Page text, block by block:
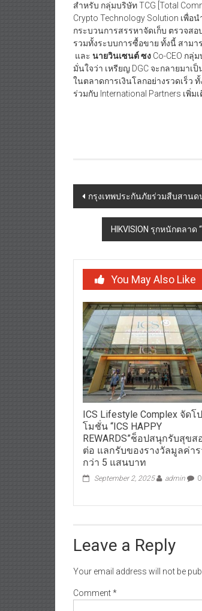
สำหรับ กลุ่มบริษัท TCG [Total
Crypto Technology Solution เพื่
กระบวนการสรรหาจัดเก็บ ตรวจสอ
รวมทั้งระบบการซื้อขาย ทั้งนี้ สาม
และ นายวินเซนต์ซง Co-CEO กลุ่
มั่นใจว่า เหรียญ DGC จะกลายมา
ในตลาดการเงินโลกอย่างรวดเร็ว
ร่วมกับ International Partners เพิ่ม
Post
navigation
กรุงเทพประกันภัยร่วมสืบสานด
HIKVISION รุกหนักตลา
You May Also Like
ICS Lifestyle Complex จัดโ
โมชั่น “ICS HAPPY
REWARDS”ช็อปสนุกรับสุขส
ต่อ แลกรับของรางวัลมูลค่า
กว่า 5 แสนบาท
September 2, 2025 admin 0
Leave a Reply
Your email address will not be
Comment*